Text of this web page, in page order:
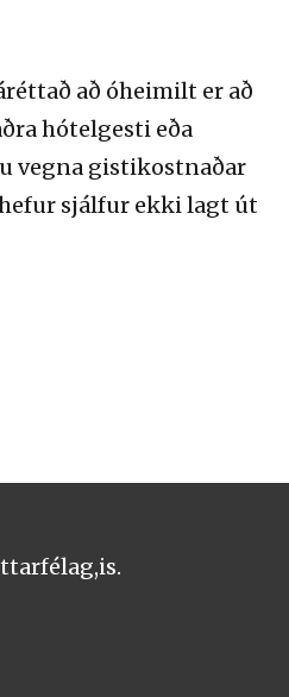
að óheimilt er að
hótelgesti eða
vegna gistikostnaðar
sjálfur ekki lagt út